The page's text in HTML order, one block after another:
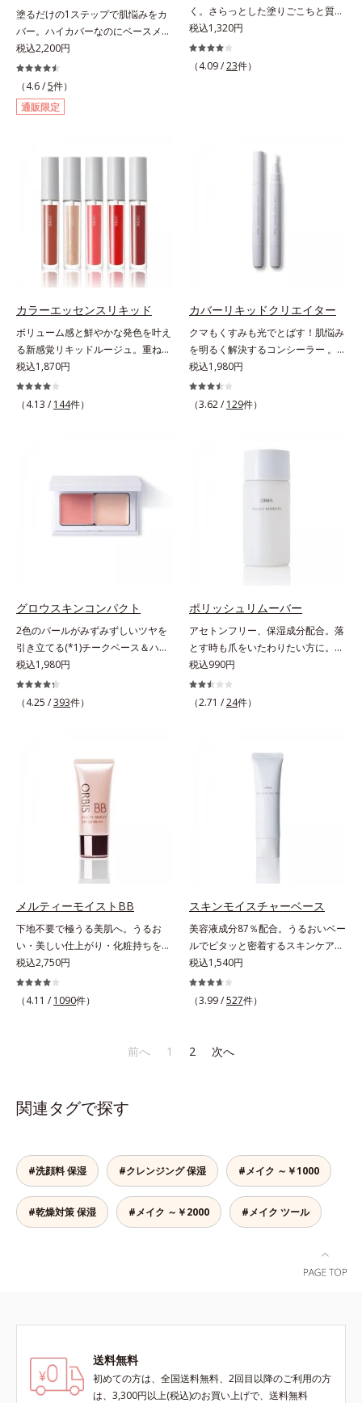
皮エキス*4 グリセリルグルコシド
（保湿成分）、（ジメチコン／ビニ
ルジメチコン）クロスポリマー、ジ
メチコン（カバー成分）*5 アクリ
レーツコポリマー
花エキス＝唇にうるおいを与える効
果と、凹凸を補正して見せる効果を
併せ持つ成分*3 ダイマージリノー
ル酸ダイマージリノレイルビス（ベ
ヘニル/イソステアリル/フィトステ
リル）＝均一でムラのない鮮やかな
発色を叶える成分*4 ラウリルPEG‐
塗るだけの1ステップで肌悩みをカ
バー。ハイカバーなのにベースメイ
クしていることがばれにくく、肌印
象をあげる。オルビスの肌研究の知
見から、男性の肌色の特長をとら
え、男性の肌だからこそなじむよう
に設計した、自然な仕上がりとカバ
6つの役割を担うことができます。2
種の保湿成分“モイストGT(*)”と“ヒ
アルロン酸(*)”配合の美容液感触で
スキンケア後のようななめらかな仕
上がりを実現いたします。様々な肌
印象の男性に幅広く使っていただけ
る色設計を採用しており、明るめ～
標準的な肌印象の方用の01は、普段
スキンケアをしっかり行っている美
容本格派の男性にもおススメです。
一方で、やや暗め～暗めの肌印象の
方用の02は、昔に比べて顔色がさえ
後、適量（直径1cm程度の粒）をと
り、顔全体に少量ずつムラなくのば
します。・オルビス ミスター ベー
スカラー コントローラー ハイカバ
た場合は、すぐに洗剤で丁寧に洗っ
てください。
税込2,200円
（4.6 /5件）
通販限定
く。さらっとした塗りごこちと質感
で自然で好印象な口元に。さらっと
した軽やかな塗りごこちでありなが
らも、唇にうるおいを与える「モイ
抑えた質感で、自然で好印象な口元
へと導きます。3種の植物性保湿成
分を組み合わせた「MULTI-３※」
を配合。さらに、ミツロウ、ヒアル
ロン酸、コラーゲン配合で、唇にう
ス、ビワ葉エキス、カミツレ花エキ
税込1,320円
（4.09 /23件）
カラーエッセンスリキッド
ボリューム感と鮮やかな発色を叶え
る新感覚リキッドルージュ。重ねる
ほど、鮮やかにボリューミーに。1
本で美しい仕上がりを叶えるリキッ
ドルージュです。唇の凹凸を均一に
「カラーウェアリング処方」で、う
るおいのあるふっくらとした唇とつ
けたての鮮やかな発色を両立しま
す。マスクオフの瞬間も、ハッと目
シリル化シリカ、BG、ペンチレン
税込1,870円
（4.13 / 144件）
カバーリキッドクリエイター
クマもくすみも光でとばす！肌悩み
を明るく解決するコンシーラー 。
クマやくすみ(*)、年齢肌の抱えるお
悩みを、光で飛ばしてカバーするコ
ンシーラーです。黄ぐすみをカバー
してアラを見せず、自然に肌悩みを
なテクスチャーのリキッドコンシー
ラーでのびがよく、凹凸のある目元
くすみに働きかける成分に2種のヒ
処方で、うるおうハリ肌へと整えま
税込1,980円
（3.62 / 129件）
グロウスキンコンパクト
2色のパールがみずみずしいツヤを
引き立てる(*1)チークベース＆ハイ
ライト。ベースメイクの仕上げに重
ねれば、みずみずしいツヤが表情を
一段と魅力的に引き立てる、チーク
に合わせて立体感を強調するグリー
ンパール。補色にあたる2色のパー
ルがお互いの鮮やかさを強調。絶妙
なコントラストでいきいきとした血
色感を再現しながら、みずみずしい
ツヤを演出します。さらにどのファ
シンクロアタッチメント成分(*2)も
配合。パウダー、リキッド、どのタ
群で、ヨレたりせず、きれいに仕上
がります。*1 メイク効果による*2
ジメチコン
税込1,980円
（4.25 /393件）
ポリッシュリムーバー
アセトンフリー、保湿成分配合。落
とす時も爪をいたわりたい方に。爪
へのやさしさを考えたネイルリムー
バー（除光液）です。アセトンフリ
ー処方で、さらに6種(*)のネイルケ
ミザクラ果実エキス、レモングラス
葉／茎エキス、ブドウ葉エキス、セ
ンチフォリアバラ花エキス、カミツ
税込990円
（2.71 /24件）
メルティーモイストBB
下地不要で極うる美肌へ。うるお
い・美しい仕上がり・化粧持ちを実
現。美容液製法の極上BBクリー
ム。ファンデーションに美容成分を
加える一般的な製法ではなく、美容
ムです。うるおい粒子を濃密な膜で
これ1本で、美容液・日焼け止め・
化粧下地・ファンデーション・コン
ムを塗るだけでベースメイクまで一
気に完成。使うほどに肌を美しく整
え、長時間キープします。
税込2,750円
（4.11 / 1090件）
スキンモイスチャーベース
美容液成分87％配合。うるおいベー
ルでピタッと密着するスキンケア発
想のメイク下地。化粧ノリ＆もち
UP！ファンデーションの仕上がり
を格上げする、スキンケア発想の化
一に密着”させることで、仕上がり
ちな大人の肌を、血色感のある肌に
補整する、ピンクベージュカラーで
す。※オルビスのすべてのファンデ
ーションの下地としてご使用いただ
税込1,540円
（3.99 /527件）
前へ 1 2 次へ
関連タグで探す
#洗顔料 保湿 #クレンジング 保湿 #メイク ～￥1000
#乾燥対策 保湿 #メイク ～￥2000 #メイク ツール
送料無料
初めての方は、全国送料無料、2回目以降のご利用の方
は、3,300円以上(税込)のお買い上げで、送料無料